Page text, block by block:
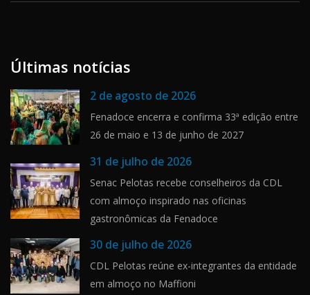
Últimas notícias
2 de agosto de 2026
Fenadoce encerra e confirma 33ª edição entre
26 de maio e 13 de junho de 2027
31 de julho de 2026
Senac Pelotas recebe conselheiros da CDL
com almoço inspirado nas oficinas
gastronômicas da Fenadoce
30 de julho de 2026
CDL Pelotas reúne ex-integrantes da entidade
em almoço no Maffioni